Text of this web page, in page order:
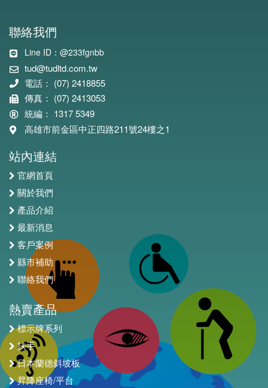
聯絡我們
Line ID：@233fgnbb
tud@tudltd.com.tw
電話： (07) 2418855
傳真： (07) 2413053
統編： 1317 5349
高雄市前金區中正四路211號24樓之1
站內連結
官網首頁
關於我們
產品介紹
最新消息
客戶案例
縣市補助
聯絡我們
熱賣產品
標示牌系列
扶手
日本蘭德斜坡板
昇降座椅/平台